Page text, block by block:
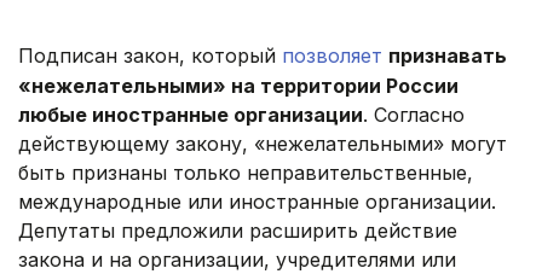
Подписан закон, который позволяет признавать
«нежелательными» на территории России
любые иностранные организации. Согласно
действующему закону, «нежелательными» могут
быть признаны только неправительственные,
международные или иностранные организации.
Депутаты предложили расширить действие
закона и на организации, учредителями или